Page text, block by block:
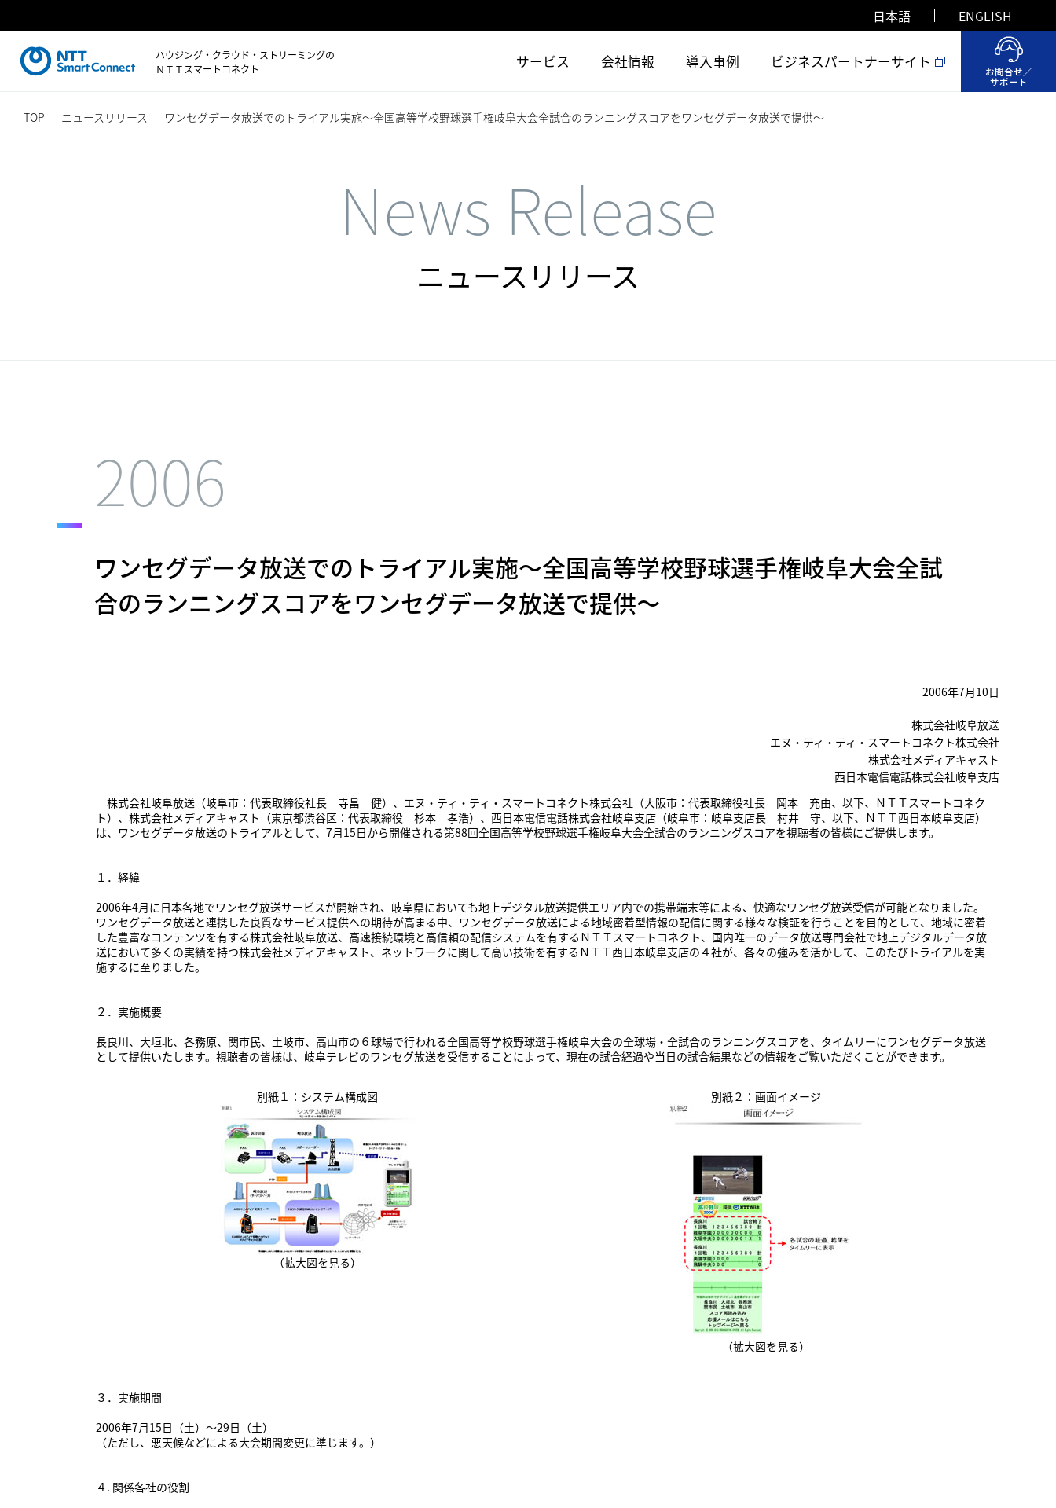
日本語 ENGLISH
ハウジング・クラウド・ストリーミングの
ＮＴＴスマートコネクト
サービス 会社情報 導入事例 ビジネスパートナーサイト
お問合せ／
サポート
TOP ニュースリリース ワンセグデータ放送でのトライアル実施～全国高等学校野球選手権岐阜大会全試合のランニングスコアをワンセグデータ放送で提供～
News Release
ニュースリリース
2006
ワンセグデータ放送でのトライアル実施～全国高等学校野球選手権岐阜大会全試
合のランニングスコアをワンセグデータ放送で提供～
2006年7月10日
株式会社岐阜放送
エヌ・ティ・ティ・スマートコネクト株式会社
株式会社メディアキャスト
西日本電信電話株式会社岐阜支店
株式会社岐阜放送（岐阜市：代表取締役社長 寺畠 健）、エヌ・ティ・ティ・スマートコネクト株式会社（大阪市：代表取締役社長 岡本 充由、以下、ＮＴＴスマートコネク
ト）、株式会社メディアキャスト（東京都渋谷区：代表取締役 杉本 孝浩）、西日本電信電話株式会社岐阜支店（岐阜市：岐阜支店長 村井 守、以下、ＮＴＴ西日本岐阜支店）
は、ワンセグデータ放送のトライアルとして、7月15日から開催される第88回全国高等学校野球選手権岐阜大会全試合のランニングスコアを視聴者の皆様にご提供します。
１．経緯
2006年4月に日本各地でワンセグ放送サービスが開始され、岐阜県においても地上デジタル放送提供エリア内での携帯端末等による、快適なワンセグ放送受信が可能となりました。
ワンセグデータ放送と連携した良質なサービス提供への期待が高まる中、ワンセグデータ放送による地域密着型情報の配信に関する様々な検証を行うことを目的として、地域に密着
した豊富なコンテンツを有する株式会社岐阜放送、高速接続環境と高信頼の配信システムを有するＮＴＴスマートコネクト、国内唯一のデータ放送専門会社で地上デジタルデータ放
送において多くの実績を持つ株式会社メディアキャスト、ネットワークに関して高い技術を有するＮＴＴ西日本岐阜支店の４社が、各々の強みを活かして、このたびトライアルを実
施するに至りました。
２．実施概要
長良川、大垣北、各務原、関市民、土岐市、高山市の６球場で行われる全国高等学校野球選手権岐阜大会の全球場・全試合のランニングスコアを、タイムリーにワンセグデータ放送
として提供いたします。視聴者の皆様は、岐阜テレビのワンセグ放送を受信することによって、現在の試合経過や当日の試合結果などの情報をご覧いただくことができます。
別紙１：システム構成図
（拡大図を見る）
別紙２：画面イメージ
（拡大図を見る）
３．実施期間
2006年7月15日（土）～29日（土）
（ただし、悪天候などによる大会期間変更に準じます。）
４. 関係各社の役割